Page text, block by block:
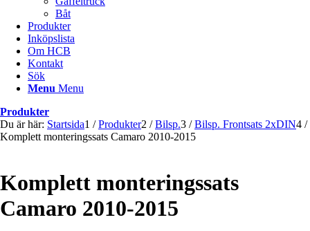
Båt
Produkter
Inköpslista
Om HCB
Kontakt
Sök
Menu Menu
Produkter
Du är här: Startsida1 / Produkter2 / Bilsp.3 / Bilsp. Frontsats 2xDIN4 /
Komplett monteringssats Camaro 2010-2015
Komplett monteringssats
Camaro 2010-2015